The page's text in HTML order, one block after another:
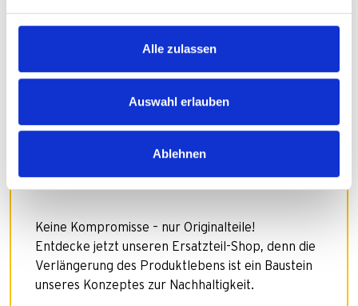
Alle zulassen
Auswahl erlauben
Ablehnen
Brauchst du ein
Ersatzteil?
Keine Kompromisse – nur Originalteile!
Entdecke jetzt unseren Ersatzteil-Shop, denn die
Verlängerung des Produktlebens ist ein Baustein
unseres Konzeptes zur Nachhaltigkeit.